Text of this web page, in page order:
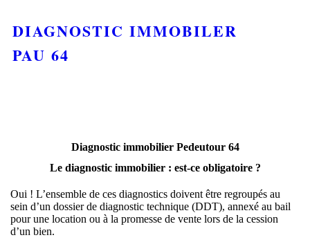
DIAGNOSTIC IMMOBILER
PAU 64
Diagnostic immobilier Pedeutour 64
Le diagnostic immobilier : est-ce obligatoire ?
Oui ! L’ensemble de ces diagnostics doivent être regroupés au
sein d’un dossier de diagnostic technique (DDT), annexé au bail
pour une location ou à la promesse de vente lors de la cession
d’un bien.